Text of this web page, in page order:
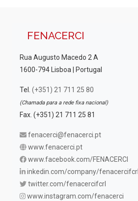
FENACERCI
Rua Augusto Macedo 2 A
1600-794 Lisboa | Portugal
Tel. (+351) 21 711 25 80
(Chamada para a rede fixa nacional)
Fax. (+351) 21 711 25 81
fenacerci@fenacerci.pt
www.fenacerci.pt
www.facebook.com/FENACERCI
inkedin.com/company/fenacercifcrl
twitter.com/fenacercifcrl
www.instagram.com/fenacerci